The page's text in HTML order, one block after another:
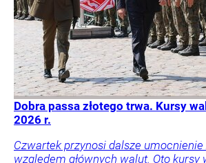
Dobra passa złotego trwa. Kursy
2026 r.
Czwartek przynosi dalsze umocnienie
względem głównych walut. Oto kursy